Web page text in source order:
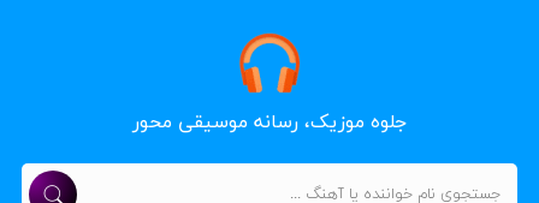
جلوه موزیک، رسانه موسیقی محور